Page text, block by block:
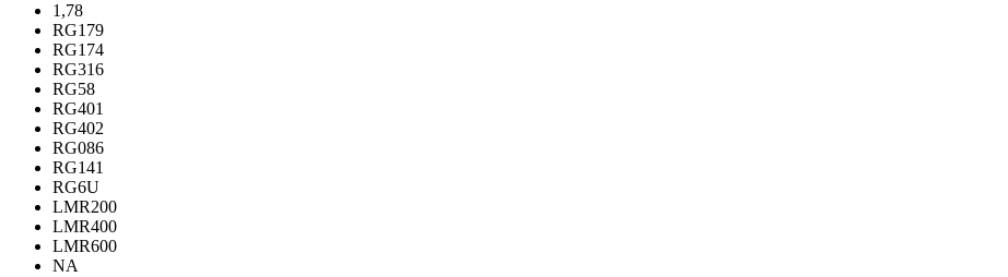
1,78
RG179
RG174
RG316
RG58
RG401
RG402
RG086
RG141
RG6U
LMR200
LMR400
LMR600
NA